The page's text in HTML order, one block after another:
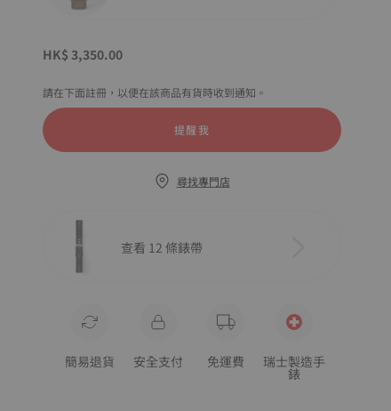
HK$ 3,350.00
請在下面註冊，以便在該商品有貨時收到通知。
提醒我
尋找專門店
查看 12 條錶帶
簡易退貨 安全支付 免運費 瑞士製造手
錶